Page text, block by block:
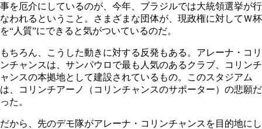
事を厄介にしているのが、今年、ブラジルでは大統領選挙が行
なわれるということ。さまざまな団体が、現政権に対してＷ杯
を“人質”にできると気がついているのだ。
もちろん、こうした動きに対する反発もある。アレーナ・コリ
ンチャンスは、サンパウロで最も人気のあるクラブ、コリンチ
ャンスの本拠地として建設されているもの。このスタジアム
は、コリンチアーノ（コリンチャンスのサポーター）の悲願だ
った。
だから、先のデモ隊がアレーナ・コリンチャンスを目的地にし